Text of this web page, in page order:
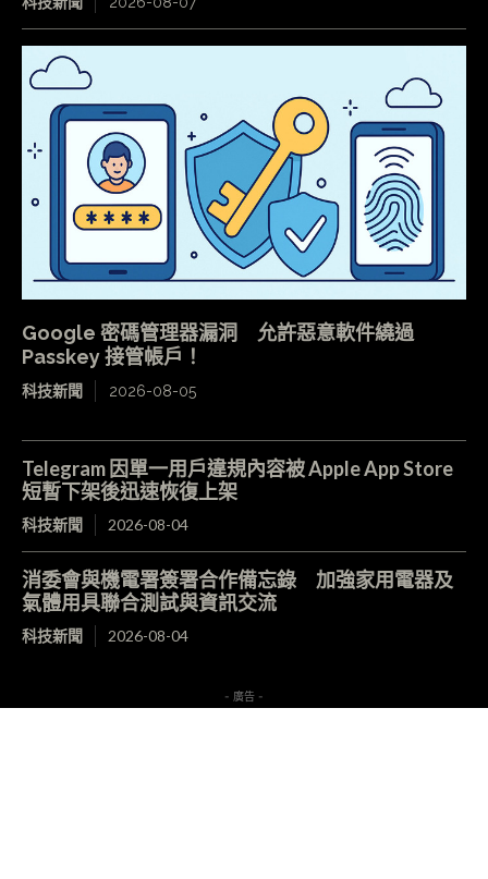
Google 密碼管理器漏洞 允許惡意軟件繞過
Passkey 接管帳戶！
科技新聞 2026-08-05
Telegram 因單一用戶違規內容被 Apple App Store
短暫下架後迅速恢復上架
科技新聞 2026-08-04
消委會與機電署簽署合作備忘錄 加強家用電器及
氣體用具聯合測試與資訊交流
科技新聞 2026-08-04
- 廣告 -